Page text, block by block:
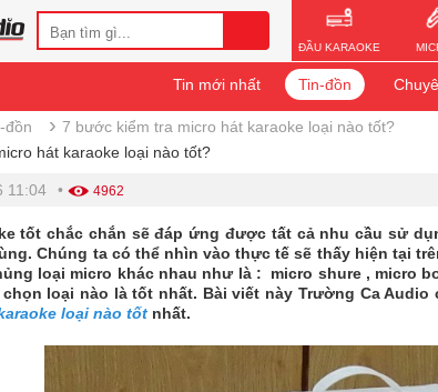
ĐẦU KARAOKE
Tin mới nhất Tin-đồn
đồn › 7 bước kiểm tra micro hát karaoke loại nào tốt?
hát karaoke loại nào tốt?
11:04 • 4962
tốt chắc chắn sẽ đáp ứng được tất cả nhu cầu sử
Chúng ta có thể nhìn vào thực tế sẽ thấy hiện tại
loại micro khác nhau như là : micro shure , micro
loại nào là tốt nhất. Bài viết này Trường Ca
loại nào tốt nhất.